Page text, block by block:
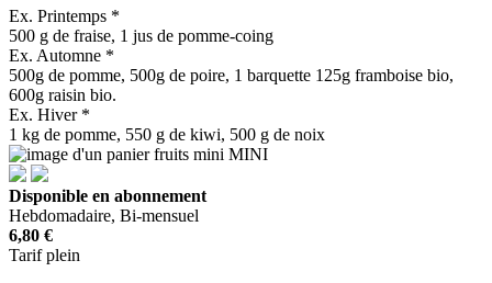
Ex. Printemps *
500 g de fraise, 1 jus de pomme-coing
Ex. Automne *
500g de pomme, 500g de poire, 1 barquette 125g framboise bio,
600g raisin bio.
Ex. Hiver *
1 kg de pomme, 550 g de kiwi, 500 g de noix
MINI
Disponible en abonnement
Hebdomadaire, Bi-mensuel
6,80 €
Tarif plein